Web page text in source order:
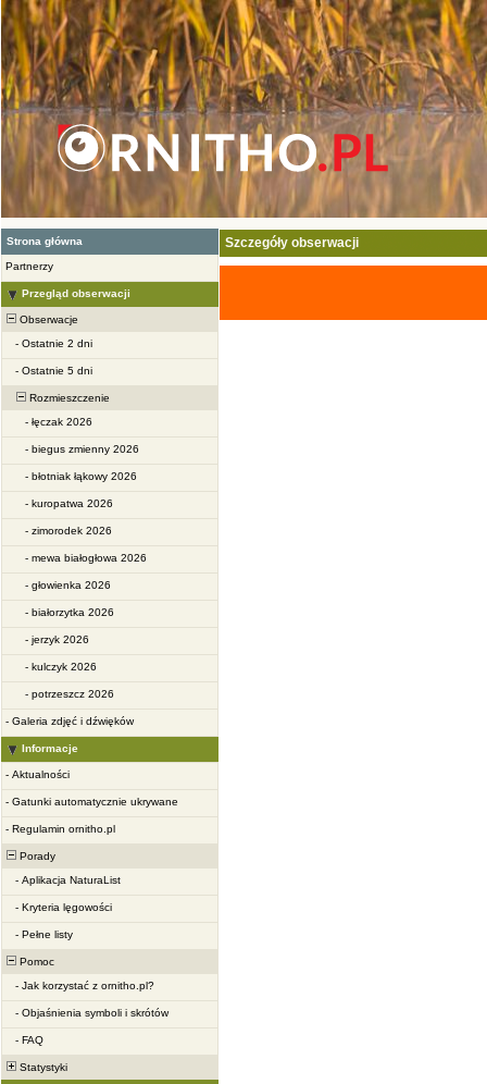
Strona główna
Partnerzy
Przegląd obserwacji
Obserwacje
- Ostatnie 2 dni
- Ostatnie 5 dni
Rozmieszczenie
- łęczak 2026
- biegus zmienny 2026
- błotniak łąkowy 2026
- kuropatwa 2026
- zimorodek 2026
- mewa białogłowa 2026
- głowienka 2026
- białorzytka 2026
- jerzyk 2026
- kulczyk 2026
- potrzeszcz 2026
- Galeria zdjęć i dźwięków
Informacje
- Aktualności
- Gatunki automatycznie ukrywane
- Regulamin ornitho.pl
Porady
- Aplikacja NaturaList
- Kryteria lęgowości
- Pełne listy
Pomoc
- Jak korzystać z ornitho.pl?
- Objaśnienia symboli i skrótów
- FAQ
Statystyki
Szczegóły obserwacji